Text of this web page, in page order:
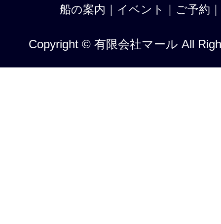
船の案内 ｜ イベント ｜ ご予約 ｜
Copyright © 有限会社マール All